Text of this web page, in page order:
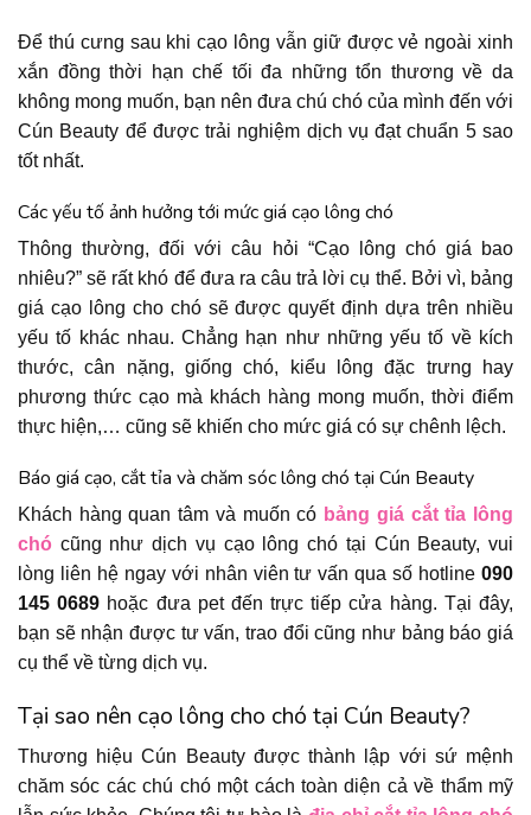
Để thú cưng sau khi cạo lông vẫn giữ được vẻ ngoài xinh
xắn đồng thời hạn chế tối đa những tổn thương về da
không mong muốn, bạn nên đưa chú chó của mình đến với
Cún Beauty để được trải nghiệm dịch vụ đạt chuẩn 5 sao
tốt nhất.
Các yếu tố ảnh hưởng tới mức giá cạo lông chó
Thông thường, đối với câu hỏi “Cạo lông chó giá bao
nhiêu?” sẽ rất khó để đưa ra câu trả lời cụ thể. Bởi vì, bảng
giá cạo lông cho chó sẽ được quyết định dựa trên nhiều
yếu tố khác nhau. Chẳng hạn như những yếu tố về kích
thước, cân nặng, giống chó, kiểu lông đặc trưng hay
phương thức cạo mà khách hàng mong muốn, thời điểm
thực hiện,… cũng sẽ khiến cho mức giá có sự chênh lệch.
Báo giá cạo, cắt tỉa và chăm sóc lông chó tại Cún Beauty
Khách hàng quan tâm và muốn có bảng giá cắt tỉa lông
chó cũng như dịch vụ cạo lông chó tại Cún Beauty, vui
lòng liên hệ ngay với nhân viên tư vấn qua số hotline 090
145 0689 hoặc đưa pet đến trực tiếp cửa hàng. Tại đây,
bạn sẽ nhận được tư vấn, trao đổi cũng như bảng báo giá
cụ thể về từng dịch vụ.
Tại sao nên cạo lông cho chó tại Cún Beauty?
Thương hiệu Cún Beauty được thành lập với sứ mệnh
chăm sóc các chú chó một cách toàn diện cả về thẩm mỹ